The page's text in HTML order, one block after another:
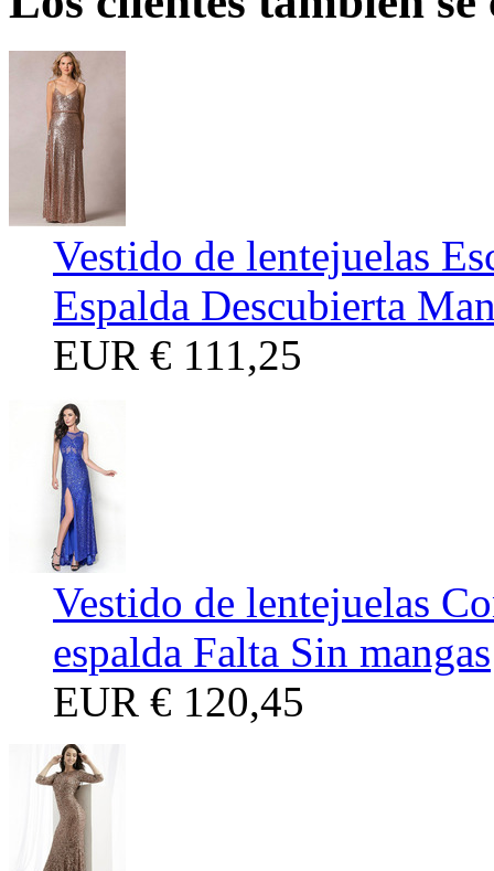
Vestido de lentejuelas
Espalda Descubierta
EUR € 111,25
Vestido de lentejuelas
espalda Falta Sin mangas
EUR € 120,45